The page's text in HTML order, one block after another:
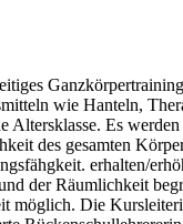
wie Hanteln,
Altersklasse. Es
des gesamten
erhalten/
der Räumlichkeit
möglich. Die